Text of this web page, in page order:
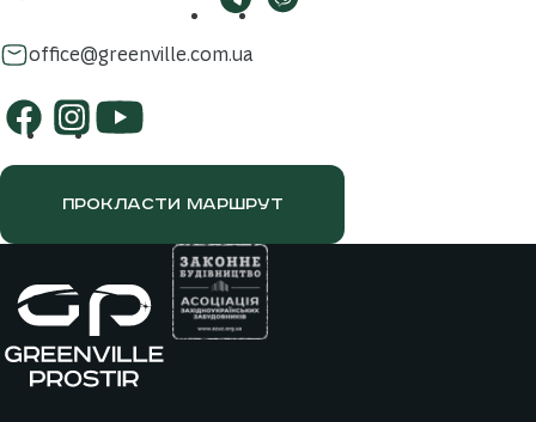
office@greenville.com.ua
ПРОКЛАСТИ МАРШРУТ